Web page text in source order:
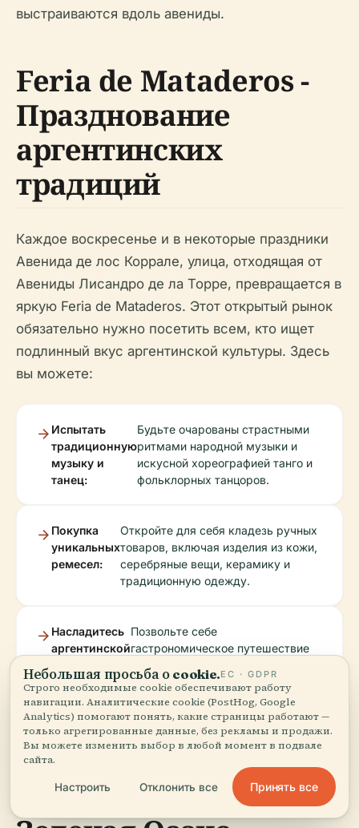
выстраиваются вдоль авениды.
Feria de Mataderos -
Празднование
аргентинских
традиций
Каждое воскресенье и в некоторые праздники
Авенидa де лос Коррале, улица, отходящая от
Авениды Лисандро де ла Торре, превращается в
яркую Feria de Mataderos. Этот открытый рынок
обязательно нужно посетить всем, кто ищет
подлинный вкус аргентинской культуры. Здесь
вы можете:
Испытать
традиционную
музыку и
танец:
Будьте очарованы страстными
ритмами народной музыки и
искусной хореографией танго и
фольклорных танцоров.
Покупка
уникальных
ремесел:
Откройте для себя кладезь ручных
товаров, включая изделия из кожи,
серебряные вещи, керамику и
традиционную одежду.
Насладитесь
аргентинской
Позвольте себе
гастрономическое путешествие
по Аргентине, дегустируя
эмпанадас, локу (сытное рагу),
асадо (барбекю) и мате
(традиционный травяной напиток).
Парк Авелланеда -
Небольшая просьба о cookie.ЕС · GDPR
Строго необходимые cookie обеспечивают работу
навигации. Аналитические cookie (PostHog, Google
Analytics) помогают понять, какие страницы работают —
только агрегированные данные, без рекламы и продажи.
Вы можете изменить выбор в любой момент в подвале
сайта.
Настроить Отклонить все Принять все